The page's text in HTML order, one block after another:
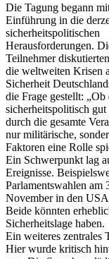
Die Tagung begann
Einführung in die
sicherheitspolitischen
Herausforderungen.
Teilnehmer
die weltweiten Krisen
Sicherheit
die Frage gestellt:
sicherheitspolitisch
durch die gesamte
nur militärische,
Faktoren eine Rolle
Ein Schwerpunkt lag
Ereignisse.
Parlamentswahlen am
November in den USA
Beide könnten
Sicherheitslage haben.
Ein weiteres zentrales
Hier wurde kritisch